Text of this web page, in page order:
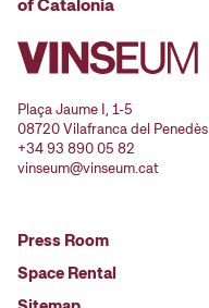
of Catalonia
Plaça Jaume I, 1-5
08720 Vilafranca del Penedès
+34 93 890 05 82
vinseum@vinseum.cat
Press Room
Space Rental